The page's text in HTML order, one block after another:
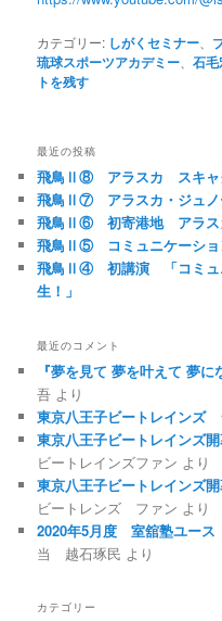
カテゴリー: しがくセミナー
琉球スポーツアカデミー 、石
トを残す
最近の投稿
飛鳥Ⅱ⑧ アラスカ スキャ
飛鳥Ⅱ⑦ アラスカ・ジュノ
飛鳥Ⅱ⑥ 初寄港地 アラス
飛鳥Ⅱ⑤ コミュニケーショ
飛鳥Ⅱ④ 初講演 「コミュ
生！」
最近のコメント
『夢を見て 夢を叶えて 夢
吾 より
東京八王子ビートレインズ
東京八王子ビートレインズ
ビートレインズファン より
東京八王子ビートレインズ
ビートレンズ ファン より
2020年5月度 室舘塾ユース
当 越石琢民 より
カテゴリー